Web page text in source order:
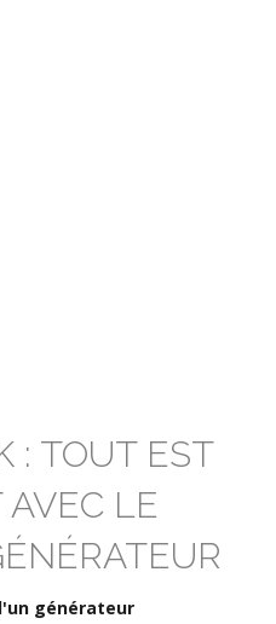
: TOUT EST
AVEC LE
générateur